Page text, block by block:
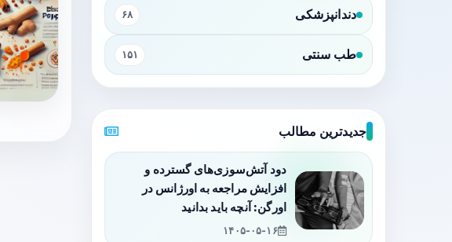
دندانپزشکی ۶۸
طب سنتی ۱۵۱
جدیدترین مطالب
دود آتش‌سوزی‌های گسترده و
افزایش مراجعه به اورژانس در
اورگن: آنچه باید بدانید
۱۴۰۵-۰۵-۱۶